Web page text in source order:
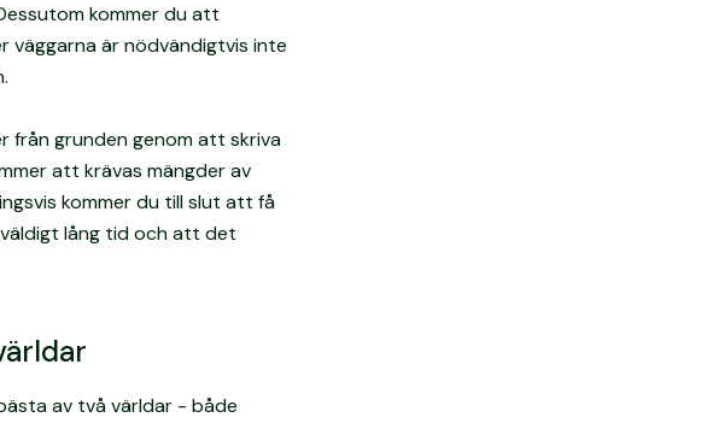
kommer du att
väggarna är nödvändigtvis inte
från grunden genom att skriva
att krävas mängder av
kommer du till slut att få
lång tid och att det
av två världar - både